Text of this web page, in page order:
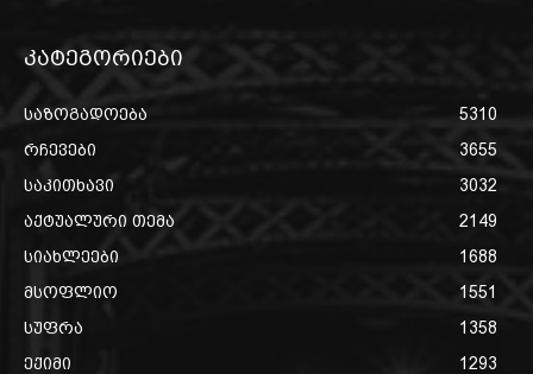
კატეგორიები
საზოგადოება
5310
რჩევები
3655
საკითხავი
3032
აქტუალური თემა
2149
სიახლეები
1688
მსოფლიო
1551
სუფრა
1358
ექიმი
1293